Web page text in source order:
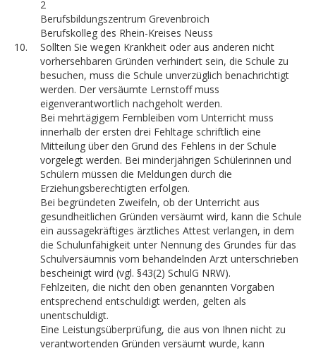
2
Berufsbildungszentrum Grevenbroich
Berufskolleg des Rhein-Kreises Neuss
Sollten Sie wegen Krankheit oder aus anderen nicht
vorhersehbaren Gründen verhindert sein, die Schule zu
besuchen, muss die Schule unverzüglich benachrichtigt
werden. Der versäumte Lernstoff muss
eigenverantwortlich nachgeholt werden.
Bei mehrtägigem Fernbleiben vom Unterricht muss
innerhalb der ersten drei Fehltage schriftlich eine
Mitteilung über den Grund des Fehlens in der Schule
vorgelegt werden. Bei minderjährigen Schülerinnen und
Schülern müssen die Meldungen durch die
Erziehungsberechtigten erfolgen.
Bei begründeten Zweifeln, ob der Unterricht aus
gesundheitlichen Gründen versäumt wird, kann die Schule
ein aussagekräftiges ärztliches Attest verlangen, in dem
die Schulunfähigkeit unter Nennung des Grundes für das
Schulversäumnis vom behandelnden Arzt unterschrieben
bescheinigt wird (vgl. §43(2) SchulG NRW).
Fehlzeiten, die nicht den oben genannten Vorgaben
entsprechend entschuldigt werden, gelten als
unentschuldigt.
Eine Leistungsüberprüfung, die aus von Ihnen nicht zu
verantwortenden Gründen versäumt wurde, kann